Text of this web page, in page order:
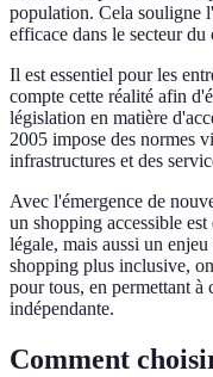
population. Cela souligne
efficace dans le secteur du
Il est essentiel pour les
compte cette réalité afin
législation en matière
2005 impose des normes
infrastructures et des
Avec l'émergence de
un shopping accessible
légale, mais aussi un
shopping plus inclusive,
pour tous, en permettant à
indépendante.
Comment